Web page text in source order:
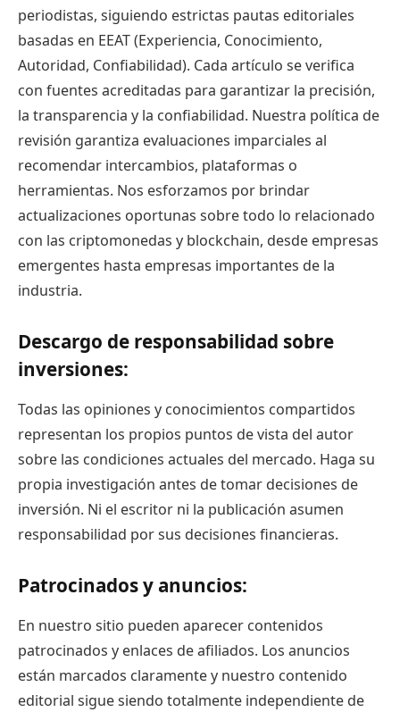
periodistas, siguiendo estrictas pautas editoriales
basadas en EEAT (Experiencia, Conocimiento,
Autoridad, Confiabilidad). Cada artículo se verifica
con fuentes acreditadas para garantizar la precisión,
la transparencia y la confiabilidad. Nuestra política de
revisión garantiza evaluaciones imparciales al
recomendar intercambios, plataformas o
herramientas. Nos esforzamos por brindar
actualizaciones oportunas sobre todo lo relacionado
con las criptomonedas y blockchain, desde empresas
emergentes hasta empresas importantes de la
industria.
Descargo de responsabilidad sobre
inversiones:
Todas las opiniones y conocimientos compartidos
representan los propios puntos de vista del autor
sobre las condiciones actuales del mercado. Haga su
propia investigación antes de tomar decisiones de
inversión. Ni el escritor ni la publicación asumen
responsabilidad por sus decisiones financieras.
Patrocinados y anuncios:
En nuestro sitio pueden aparecer contenidos
patrocinados y enlaces de afiliados. Los anuncios
están marcados claramente y nuestro contenido
editorial sigue siendo totalmente independiente de